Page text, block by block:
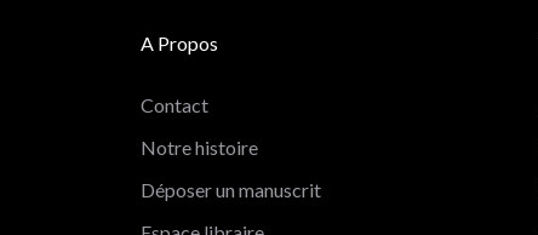
A Propos
Contact
Notre histoire
Déposer un manuscrit